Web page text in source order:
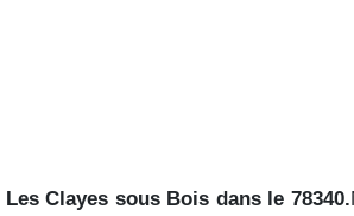
Clayes sous Bois dans le 78340.